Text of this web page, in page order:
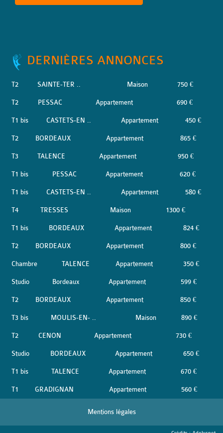
DERNIÈRES ANNONCES
T2 SAINTE-TER .. Maison 750 €
T2 PESSAC Appartement 690 €
T1 bis CASTETS-EN .. Appartement 450 €
T2 BORDEAUX Appartement 865 €
T3 TALENCE Appartement 950 €
T1 bis PESSAC Appartement 620 €
T1 bis CASTETS-EN .. Appartement 580 €
T4 TRESSES Maison 1300 €
T1 bis BORDEAUX Appartement 824 €
T2 BORDEAUX Appartement 800 €
Chambre TALENCE Appartement 350 €
Studio Bordeaux Appartement 599 €
T2 BORDEAUX Appartement 850 €
T3 bis MOULIS-EN- .. Maison 890 €
T2 CENON Appartement 730 €
Studio BORDEAUX Appartement 650 €
T1 bis TALENCE Appartement 670 €
T1 GRADIGNAN Appartement 560 €
Mentions légales